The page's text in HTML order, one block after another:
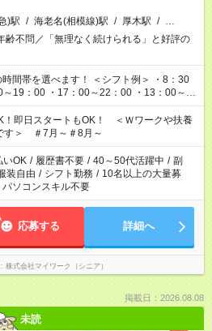
)駅 / 海老名(相模線)駅 / 厚木駅 / …
齢不問／「無理なく続けられる」と好評の
～19：00 ・17：00～22：00 ・13：00～
6：00 など
！即日スタートもOK！ ＜Ｗワークや扶養
す＞ ＃7月～＃8月～
いOK / 履歴書不要 / 40～50代活躍中 / 副
装自由 / シフト勤務 / 10名以上の大量募
パソコンスキル不要
応募する 詳細へ
株式会社マイワーク（シニア）
掲載日：2026.08.08
未読